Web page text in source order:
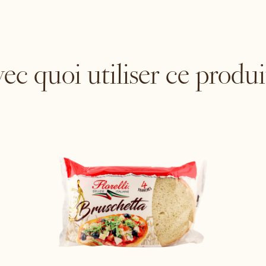
quoi utiliser ce